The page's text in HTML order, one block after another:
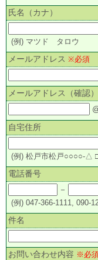
氏名（カナ）
(例) マツド タロウ
メールアドレス ※必須
メールアドレス（確認）
自宅住所
(例) 松戸市松戸○○○○-△
電話番号
－
(例) 047-366-1111, 090-
件名
お問い合わせ内容 ※必須